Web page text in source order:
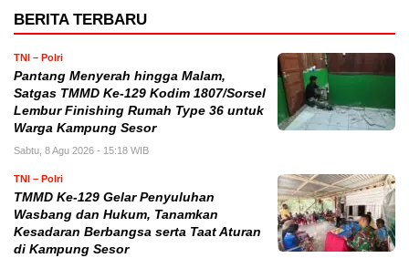
BERITA TERBARU
TNI – Polri
Pantang Menyerah hingga Malam,
Satgas TMMD Ke-129 Kodim 1807/Sorsel
Lembur Finishing Rumah Type 36 untuk
Warga Kampung Sesor
Sabtu, 8 Agu 2026 - 15:18 WIB
TNI – Polri
TMMD Ke-129 Gelar Penyuluhan
Wasbang dan Hukum, Tanamkan
Kesadaran Berbangsa serta Taat Aturan
di Kampung Sesor